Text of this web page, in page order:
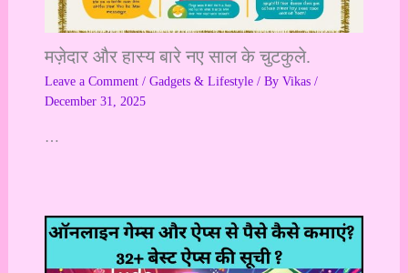
मज़ेदार और हास्य बारे नए साल के चुटकुले.
Leave a Comment / Gadgets & Lifestyle/ By Vikas /
December 31, 2025
…